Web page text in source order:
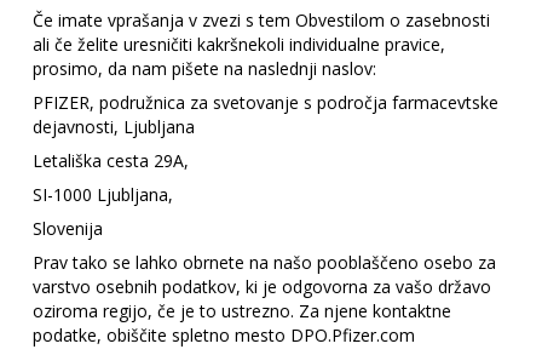
Če imate vprašanja v zvezi s tem Obvestilom o zasebnosti
ali če želite uresničiti kakršnekoli individualne pravice,
prosimo, da nam pišete na naslednji naslov:
PFIZER, podružnica za svetovanje s področja farmacevtske
dejavnosti, Ljubljana
Letališka cesta 29A,
SI-1000 Ljubljana,
Slovenija
Prav tako se lahko obrnete na našo pooblaščeno osebo za
varstvo osebnih podatkov, ki je odgovorna za vašo državo
oziroma regijo, če je to ustrezno. Za njene kontaktne
podatke, obiščite spletno mesto DPO.Pfizer.com